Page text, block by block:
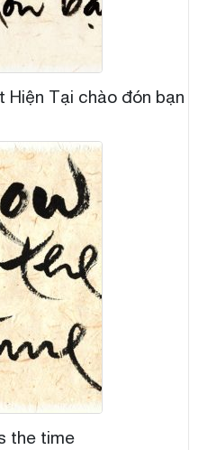
Hiện Tại chào đón bạn
the time